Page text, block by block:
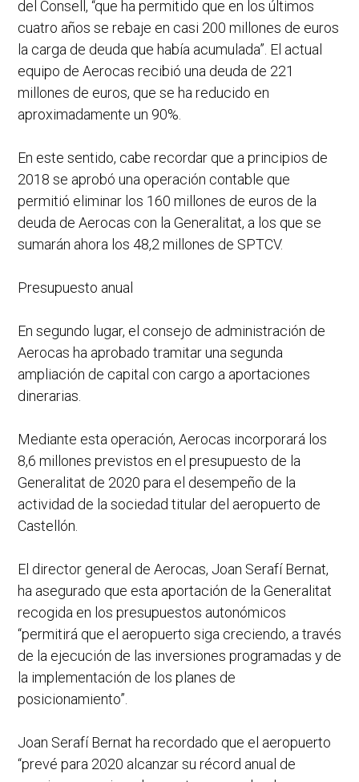
del Consell, “que ha permitido que en los últimos
cuatro años se rebaje en casi 200 millones de euros
la carga de deuda que había acumulada”. El actual
equipo de Aerocas recibió una deuda de 221
millones de euros, que se ha reducido en
aproximadamente un 90%.
En este sentido, cabe recordar que a principios de
2018 se aprobó una operación contable que
permitió eliminar los 160 millones de euros de la
deuda de Aerocas con la Generalitat, a los que se
sumarán ahora los 48,2 millones de SPTCV.
Presupuesto anual
En segundo lugar, el consejo de administración de
Aerocas ha aprobado tramitar una segunda
ampliación de capital con cargo a aportaciones
dinerarias.
Mediante esta operación, Aerocas incorporará los
8,6 millones previstos en el presupuesto de la
Generalitat de 2020 para el desempeño de la
actividad de la sociedad titular del aeropuerto de
Castellón.
El director general de Aerocas, Joan Serafí Bernat,
ha asegurado que esta aportación de la Generalitat
recogida en los presupuestos autonómicos
“permitirá que el aeropuerto siga creciendo, a través
de la ejecución de las inversiones programadas y de
la implementación de los planes de
posicionamiento”.
Joan Serafí Bernat ha recordado que el aeropuerto
“prevé para 2020 alcanzar su récord anual de